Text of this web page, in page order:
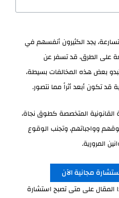
يجد الكثيرون أنفسهم في
على الطرق، قد تسفر عن
بعض هذه المخالفات بسيطة،
قد تكون أبعد أثراً مما نتصور.
القانونية المتخصصة كطوق نجاة،
وواجباتهم، وتجنب الوقوع
المرورية.
مجانية الآن
على متى تصبح استشارة